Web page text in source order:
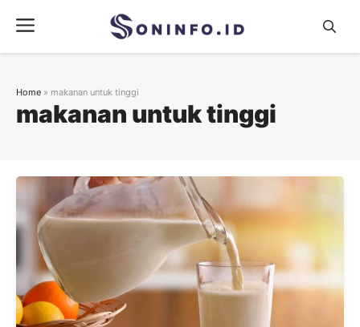
content
Menu
makanan untuk tinggi
Home » makanan untuk tinggi